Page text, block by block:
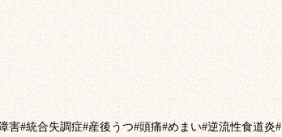
害#統合失調症#産後うつ#頭痛#めまい#逆流性食道炎#